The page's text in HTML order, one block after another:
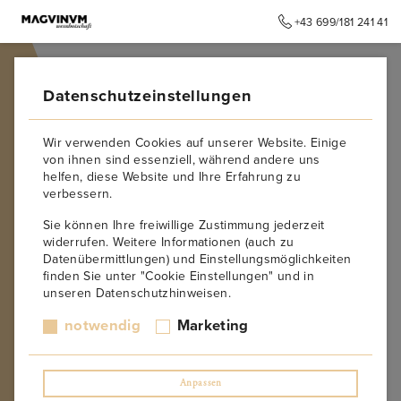
+43 699/181 241 41
Datenschutzeinstellungen
Wir verwenden Cookies auf unserer Website. Einige
von ihnen sind essenziell, während andere uns
helfen, diese Website und Ihre Erfahrung zu
verbessern.
Sie können Ihre freiwillige Zustimmung jederzeit
widerrufen. Weitere Informationen (auch zu
Datenübermittlungen) und Einstellungsmöglichkeiten
finden Sie unter "Cookie Einstellungen" und in
unseren Datenschutzhinweisen.
notwendig Marketing
Anpassen